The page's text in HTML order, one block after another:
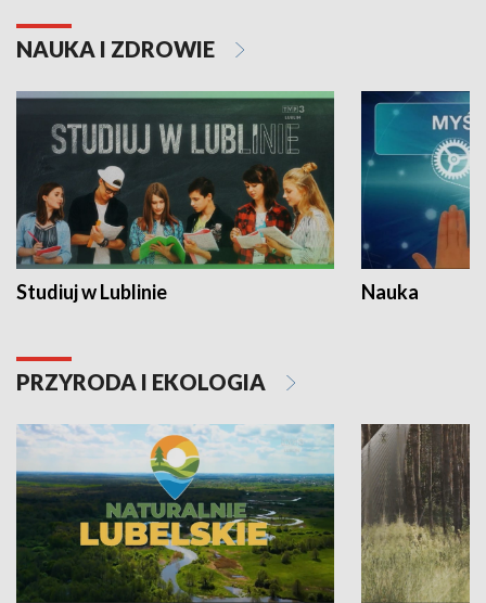
NAUKA I ZDROWIE
Studiuj w Lublinie Nauka
PRZYRODA I EKOLOGIA